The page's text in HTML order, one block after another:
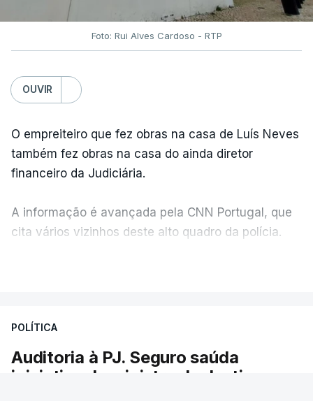
Foto: Rui Alves Cardoso - RTP
OUVIR
O empreiteiro que fez obras na casa de Luís Neves
também fez obras na casa do ainda diretor
financeiro da Judiciária.
A informação é avançada pela CNN Portugal, que
cita vários vizinhos deste alto quadro da polícia.
apreendido numa operação de droga.
POLÍTICA
Auditoria à PJ. Seguro saúda
iniciativa da ministra da Justiça